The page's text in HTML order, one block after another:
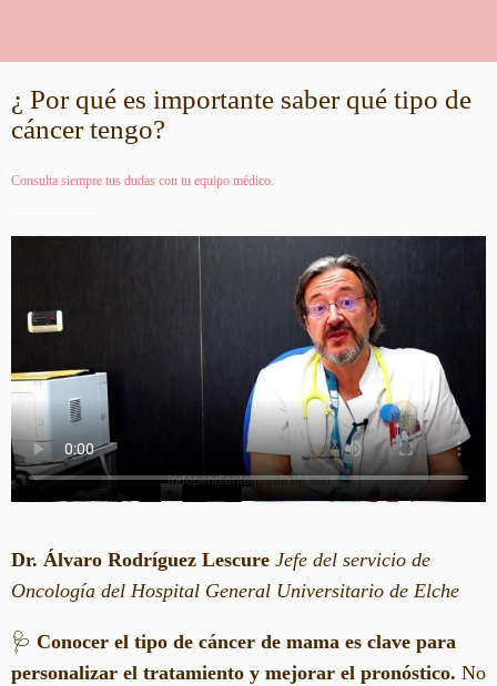
¿ Por qué es importante saber qué tipo de
cáncer tengo?
Consulta siempre tus dudas con tu equipo médico.
Dr. Álvaro Rodríguez Lescure Jefe del servicio de
Oncología del Hospital General Universitario de Elche
🩺 Conocer el tipo de cáncer de mama es clave para
personalizar el tratamiento y mejorar el pronóstico. No